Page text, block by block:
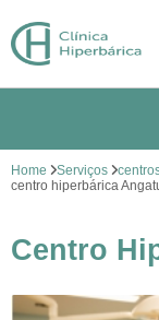
Home Serviços
centro hiperbárica
Centro